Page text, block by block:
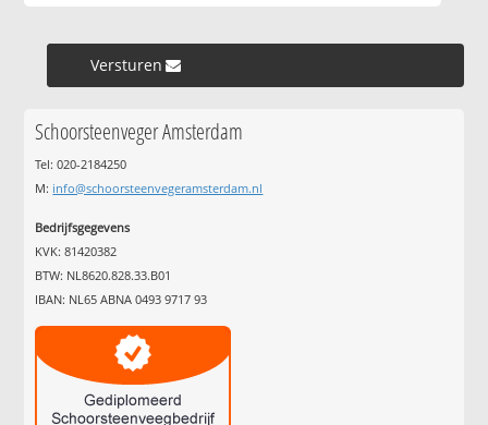
Versturen »
Schoorsteenveger Amsterdam
Tel: 020-2184250
M: info@schoorsteenvegeramsterdam.nl
Bedrijfsgegevens
KVK: 81420382
BTW: NL8620.828.33.B01
IBAN: NL65 ABNA 0493 9717 93